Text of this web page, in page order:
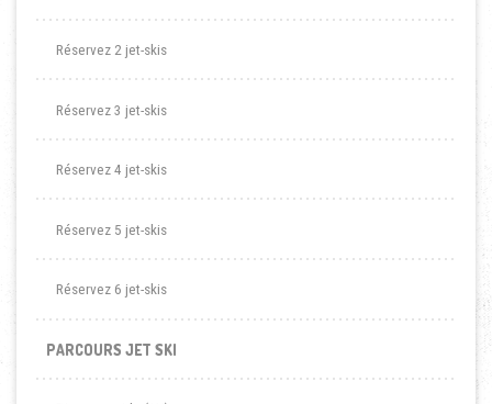
Réservez 2 jet-skis
Réservez 3 jet-skis
Réservez 4 jet-skis
Réservez 5 jet-skis
Réservez 6 jet-skis
PARCOURS JET SKI